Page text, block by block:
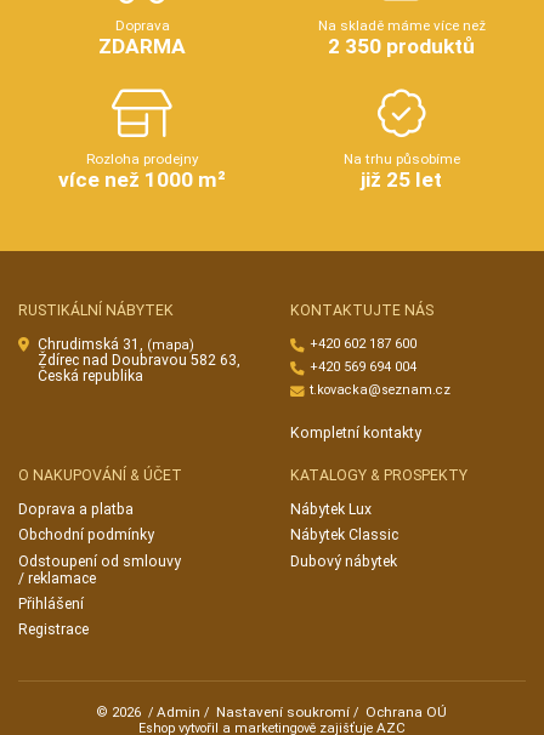
Doprava
ZDARMA
Na skladě máme více než
2 350 produktů
Rozloha prodejny
více než 1000 m²
Na trhu působíme
již 25 let
RUSTIKÁLNÍ NÁBYTEK
Chrudimská 31, (mapa)
Ždírec nad Doubravou 582 63,
Česká republika
KONTAKTUJTE NÁS
+420 602 187 600
+420 569 694 004
t.kovacka@seznam.cz
Kompletní kontakty
O NAKUPOVÁNÍ & ÚČET
Doprava a platba
Obchodní podmínky
Odstoupení od smlouvy
/ reklamace
Přihlášení
Registrace
KATALOGY & PROSPEKTY
Nábytek Lux
Nábytek Classic
Dubový nábytek
© 2026 / Admin / Nastavení soukromí / Ochrana OÚ
Eshop vytvořil a marketingově zajišťuje AZC